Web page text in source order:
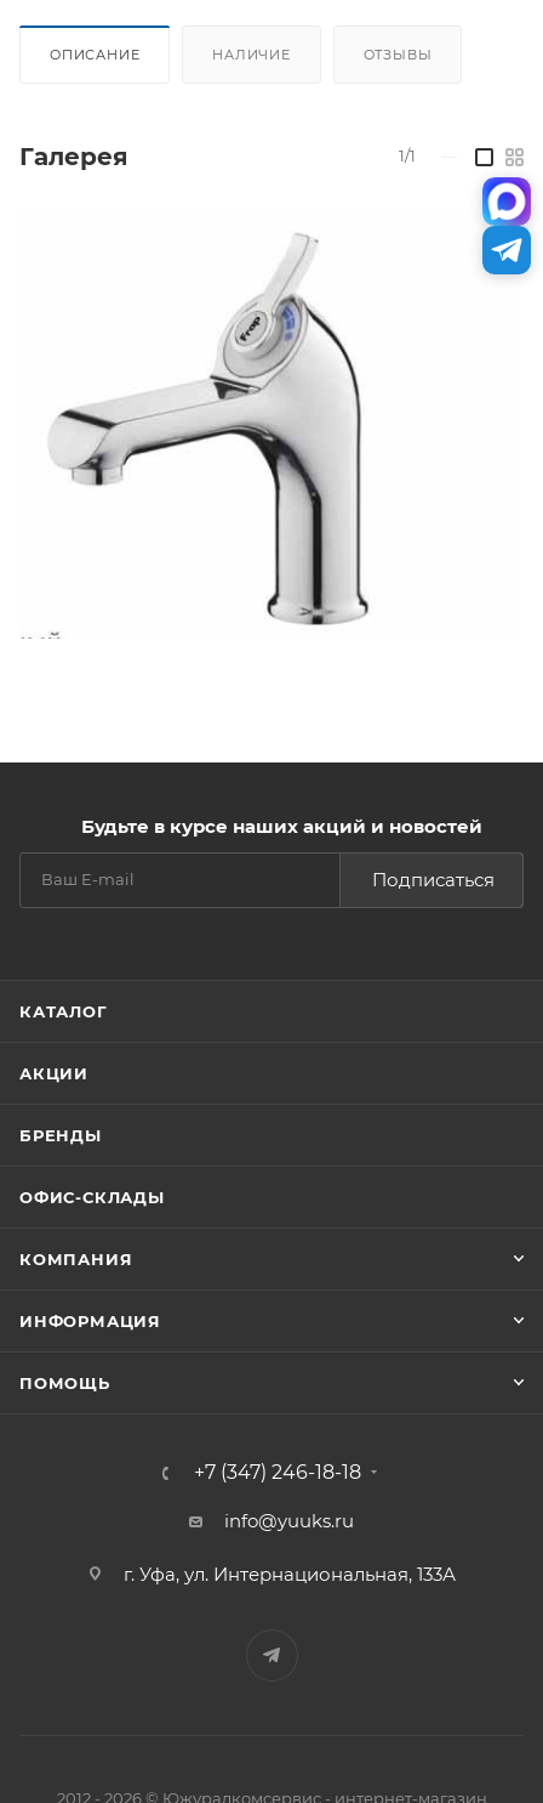
ОПИСАНИЕ НАЛИЧИЕ ОТЗЫВЫ
Галерея 1/1
Будьте в курсе наших акций и новостей
Подписаться
КАТАЛОГ
АКЦИИ
БРЕНДЫ
ОФИС-СКЛАДЫ
КОМПАНИЯ
ИНФОРМАЦИЯ
ПОМОЩЬ
+7 (347) 246-18-18
info@yuuks.ru
г. Уфа, ул. Интернациональная, 133А
2012 - 2026 © Южуралкомсервис - интернет-магазин